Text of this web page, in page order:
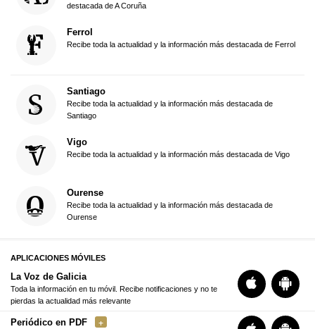
destacada de A Coruña
Ferrol
Recibe toda la actualidad y la información más destacada de Ferrol
Santiago
Recibe toda la actualidad y la información más destacada de
Santiago
Vigo
Recibe toda la actualidad y la información más destacada de Vigo
Ourense
Recibe toda la actualidad y la información más destacada de
Ourense
APLICACIONES MÓVILES
La Voz de Galicia
Toda la información en tu móvil. Recibe notificaciones y no te
pierdas la actualidad más relevante
Periódico en PDF